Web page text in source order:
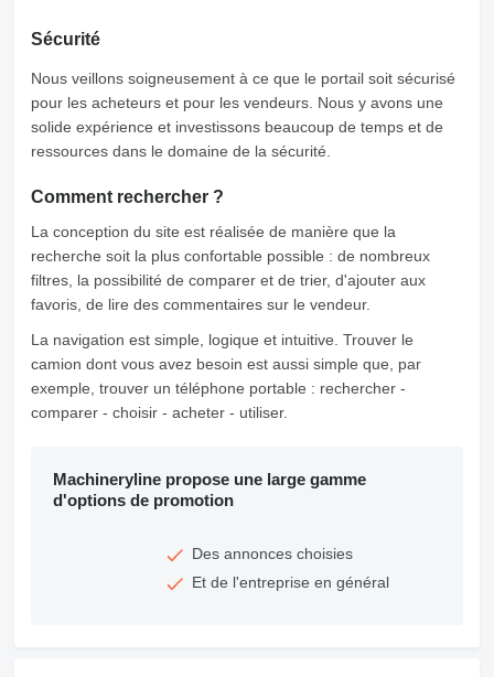
Sécurité
Nous veillons soigneusement à ce que le portail soit sécurisé
pour les acheteurs et pour les vendeurs. Nous y avons une
solide expérience et investissons beaucoup de temps et de
ressources dans le domaine de la sécurité.
Comment rechercher ?
La conception du site est réalisée de manière que la
recherche soit la plus confortable possible : de nombreux
filtres, la possibilité de comparer et de trier, d'ajouter aux
favoris, de lire des commentaires sur le vendeur.
La navigation est simple, logique et intuitive. Trouver le
camion dont vous avez besoin est aussi simple que, par
exemple, trouver un téléphone portable : rechercher -
comparer - choisir - acheter - utiliser.
Machineryline propose une large gamme
d'options de promotion
Des annonces choisies
Et de l'entreprise en général